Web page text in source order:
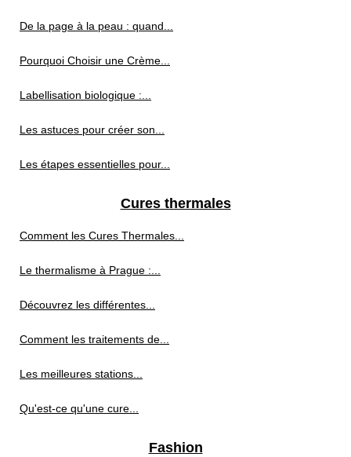
De la page à la peau : quand...
Pourquoi Choisir une Crème...
Labellisation biologique :...
Les astuces pour créer son...
Les étapes essentielles pour...
Cures thermales
Comment les Cures Thermales...
Le thermalisme à Prague :...
Découvrez les différentes...
Comment les traitements de...
Les meilleures stations...
Qu'est-ce qu'une cure...
Fashion